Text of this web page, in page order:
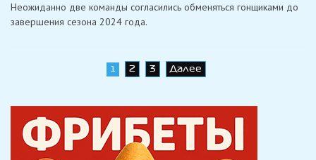
и
поменяются
Неожиданно две команды согласились обменяться гонщиками до
завершения сезона 2024 года.
записям
2 3 Далее